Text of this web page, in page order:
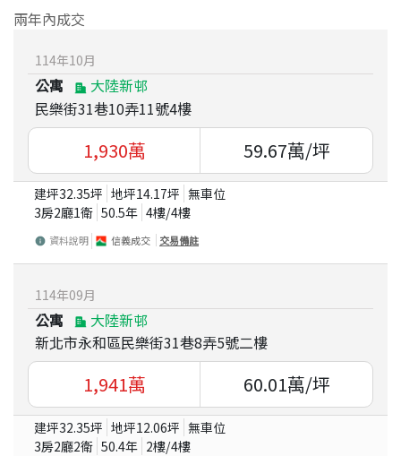
兩年內成交
114年10月
公寓
大陸新邨
民樂街31巷10弄11號4樓
1,930萬 59.67萬/坪
建坪32.35坪 地坪14.17坪 無車位
3房2廳1衛 50.5年 4樓/4樓
資料說明 信義成交 交易備註
114年09月
公寓
大陸新邨
新北市永和區民樂街31巷8弄5號二樓
1,941萬 60.01萬/坪
建坪32.35坪 地坪12.06坪 無車位
3房2廳2衛 50.4年 2樓/4樓